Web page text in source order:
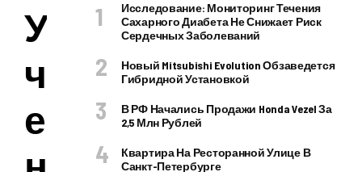
У
ч
е
Исследование: Мониторинг Течения
Сахарного Диабета Не Снижает Риск
Сердечных Заболеваний
Новый Mitsubishi Evolution Обзаведется
Гибридной Установкой
В РФ Начались Продажи Honda Vezel За
2,5 Млн Рублей
Квартира На Ресторанной Улице В
Санкт-Петербурге